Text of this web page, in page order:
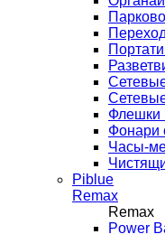
Флешки
Фонари
Часы-
Piblue
Remax
Remax
Power